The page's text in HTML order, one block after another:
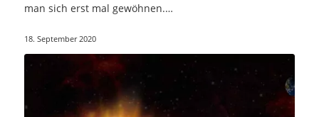
man sich erst mal gewöhnen.…
18. September 2020